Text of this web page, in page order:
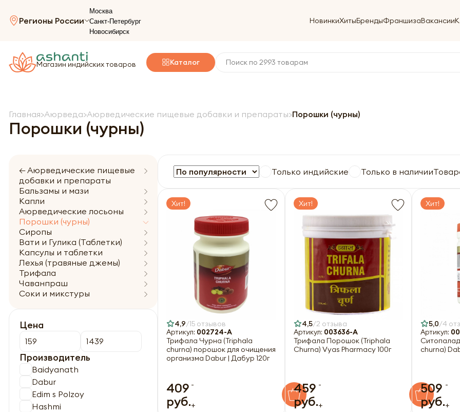
Регионы России
Москва
Санкт-Петербург
Новосибирск
НовинкиХитыБрендыФраншизаВакансии
Магазин индийских товаров Каталог
Главная Аюрведа Аюрведические пищевые добавки и препараты Порошки (чурны)
Порошки (чурны)
← Аюрведические пищевые
добавки и препараты
Бальзамы и мази
Капли
Аюрведические лосьоны
Порошки (чурны)
Сиропы
Вати и Гулика (Таблетки)
Капсулы и таблетки
Лехья (травяные джемы)
Трифала
Чаванпраш
Соки и микстуры
Цена
Производитель
Baidyanath
Dabur
Edim s Polzoy
Hashmi
Только индийские Только в наличии
Хит!
4,9 15 отзывов
Артикул: 002724-A
Трифала Чурна (Triphala
churna) порошок для очищения
организма Dabur | Дабур 120г
409
руб.
-
+
Хит!
4,5 2 отзыва
Артикул: 003636-A
Трифала Порошок (Triphala
Churna) Vyas Pharmacy 100г
459
руб.
-
+
Хит!
5,0 4
Артикул:
churna)
509
руб.
-
+